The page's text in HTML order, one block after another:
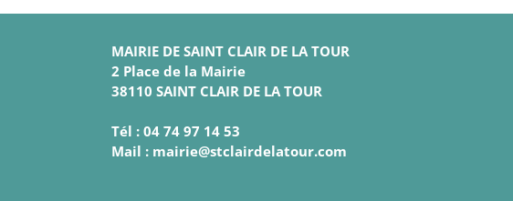
MAIRIE DE SAINT CLAIR DE LA TOUR
2 Place de la Mairie
38110 SAINT CLAIR DE LA TOUR
Tél : 04 74 97 14 53
Mail : mairie@stclairdelatour.com